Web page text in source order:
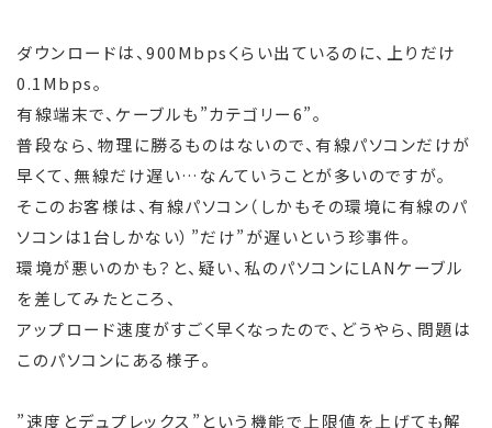
ダウンロードは、900Mbpsくらい出ているのに、上りだけ
0.1Mbps。
有線端末で、ケーブルも”カテゴリー6”。
普段なら、物理に勝るものはないので、有線パソコンだけが
早くて、無線だけ遅い…なんていうことが多いのですが。
そこのお客様は、有線パソコン（しかもその環境に有線のパ
ソコンは1台しかない）”だけ”が遅いという珍事件。
環境が悪いのかも？と、疑い、私のパソコンにLANケーブル
を差してみたところ、
アップロード速度がすごく早くなったので、どうやら、問題は
このパソコンにある様子。
”速度とデュプレックス”という機能で上限値を上げても解